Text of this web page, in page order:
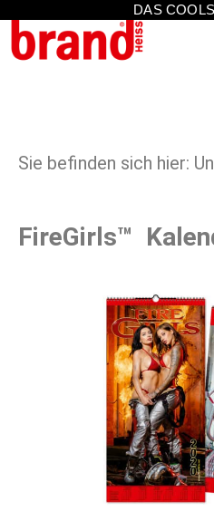
DAS
Sie befinden sich hier:
FireGirls™